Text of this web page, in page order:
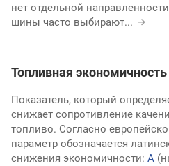
нет отдельной
шины часто выбирают...
Топливная экономичность
Показатель, который
снижает сопротивление
топливо. Согласно
параметр обозначается
снижения экономичности: A